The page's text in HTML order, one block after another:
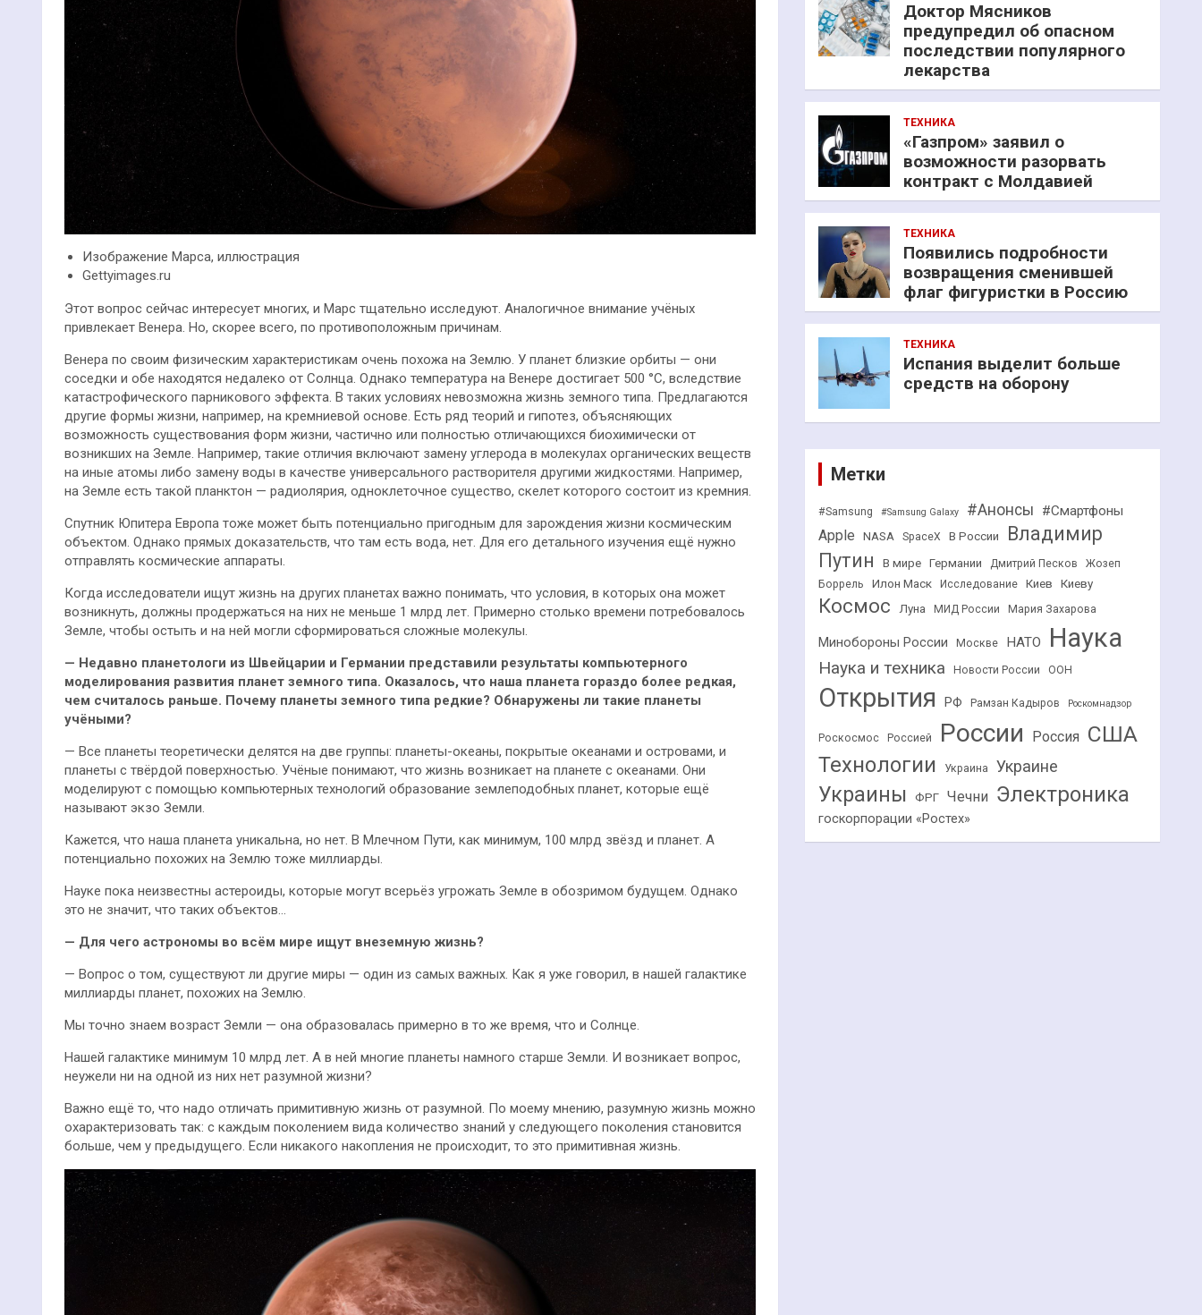
Изображение Марса, иллюстрация
Gettyimages.ru
Этот вопрос сейчас интересует многих, и Марс тщательно исследуют. Аналогичное внимание учёных
привлекает Венера. Но, скорее всего, по противоположным причинам.
Венера по своим физическим характеристикам очень похожа на Землю. У планет близкие орбиты — они
соседки и обе находятся недалеко от Солнца. Однако температура на Венере достигает 500 °C, вследствие
катастрофического парникового эффекта. В таких условиях невозможна жизнь земного типа. Предлагаются
другие формы жизни, например, на кремниевой основе. Есть ряд теорий и гипотез, объясняющих
возможность существования форм жизни, частично или полностью отличающихся биохимически от
возникших на Земле. Например, такие отличия включают замену углерода в молекулах органических веществ
на иные атомы либо замену воды в качестве универсального растворителя другими жидкостями. Например,
на Земле есть такой планктон — радиолярия, одноклеточное существо, скелет которого состоит из кремния.
Спутник Юпитера Европа тоже может быть потенциально пригодным для зарождения жизни космическим
объектом. Однако прямых доказательств, что там есть вода, нет. Для его детального изучения ещё нужно
отправлять космические аппараты.
Когда исследователи ищут жизнь на других планетах важно понимать, что условия, в которых она может
возникнуть, должны продержаться на них не меньше 1 млрд лет. Примерно столько времени потребовалось
Земле, чтобы остыть и на ней могли сформироваться сложные молекулы.
— Недавно планетологи из Швейцарии и Германии представили результаты компьютерного
моделирования развития планет земного типа. Оказалось, что наша планета гораздо более редкая,
чем считалось раньше. Почему планеты земного типа редкие? Обнаружены ли такие планеты
учёными?
— Все планеты теоретически делятся на две группы: планеты-океаны, покрытые океанами и островами, и
планеты с твёрдой поверхностью. Учёные понимают, что жизнь возникает на планете с океанами. Они
моделируют с помощью компьютерных технологий образование землеподобных планет, которые ещё
называют экзо Земли.
Кажется, что наша планета уникальна, но нет. В Млечном Пути, как минимум, 100 млрд звёзд и планет. А
потенциально похожих на Землю тоже миллиарды.
Науке пока неизвестны астероиды, которые могут всерьёз угрожать Земле в обозримом будущем. Однако
это не значит, что таких объектов…
— Для чего астрономы во всём мире ищут внеземную жизнь?
— Вопрос о том, существуют ли другие миры — один из самых важных. Как я уже говорил, в нашей галактике
миллиарды планет, похожих на Землю.
Мы точно знаем возраст Земли — она образовалась примерно в то же время, что и Солнце.
Нашей галактике минимум 10 млрд лет. А в ней многие планеты намного старше Земли. И возникает вопрос,
неужели ни на одной из них нет разумной жизни?
Важно ещё то, что надо отличать примитивную жизнь от разумной. По моему мнению, разумную жизнь можно
охарактеризовать так: с каждым поколением вида количество знаний у следующего поколения становится
больше, чем у предыдущего. Если никакого накопления не происходит, то это примитивная жизнь.
Доктор Мясников
предупредил об опасном
последствии популярного
лекарства
ТЕХНИКА
«Газпром» заявил о
возможности разорвать
контракт с Молдавией
ТЕХНИКА
Появились подробности
возвращения сменившей
флаг фигуристки в Россию
ТЕХНИКА
Испания выделит больше
средств на оборону
Метки
#Samsung #Samsung Galaxy #Анонсы #Смартфоны
Apple NASA SpaceX В России
Владимир
Путин
В мире Германии Дмитрий Песков
Жозеп
Боррель
Илон Маск Исследование Киев Киеву
Космос Луна МИД России Мария Захарова
Минобороны России Москве НАТО Наука
Наука и техника Новости России ООН
Открытия РФ Рамзан Кадыров Роскомнадзор
Роскосмос Россией России Россия США
Технологии Украина Украине
Украины ФРГ Чечни Электроника
госкорпорации «Ростех»